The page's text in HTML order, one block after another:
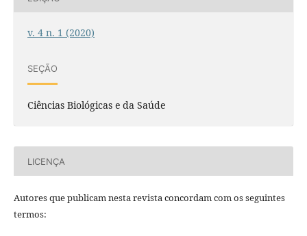
v. 4 n. 1 (2020)
SEÇÃO
Ciências Biológicas e da Saúde
LICENÇA
Autores que publicam nesta revista concordam com os seguintes
termos: